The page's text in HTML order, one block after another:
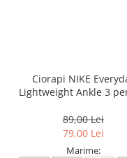
Ciorapi NIKE
Lightweight Ankle 3
89,00 Lei
79,00 Lei
Marime: